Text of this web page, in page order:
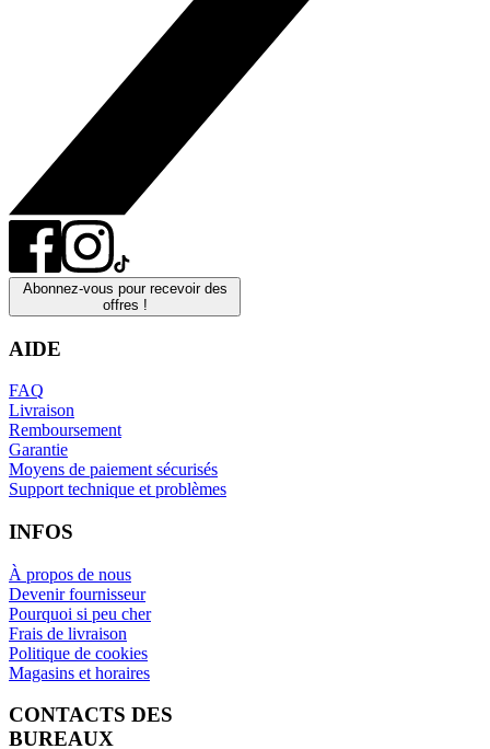
Abonnez-vous pour recevoir des
offres !
AIDE
FAQ
Livraison
Remboursement
Garantie
Moyens de paiement sécurisés
Support technique et problèmes
INFOS
À propos de nous
Devenir fournisseur
Pourquoi si peu cher
Frais de livraison
Politique de cookies
Magasins et horaires
CONTACTS DES
BUREAUX